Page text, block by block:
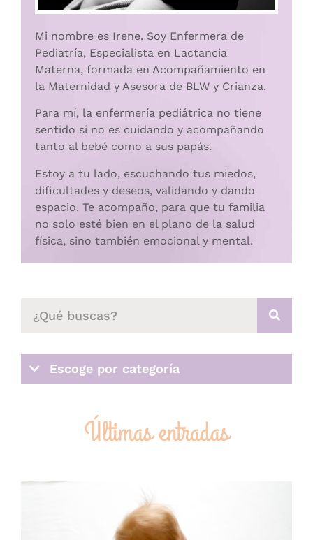
Mi nombre es Irene. Soy Enfermera de
Pediatría, Especialista en Lactancia
Materna, formada en Acompañamiento en
la Maternidad y Asesora de BLW y Crianza.
Para mí, la enfermería pediátrica no tiene
sentido si no es cuidando y acompañando
tanto al bebé como a sus papás.
Estoy a tu lado, escuchando tus miedos,
dificultades y deseos, validando y dando
espacio. Te acompaño, para que tu familia
no solo esté bien en el plano de la salud
física, sino también emocional y mental.
Escoge por categoría
Últimas entradas